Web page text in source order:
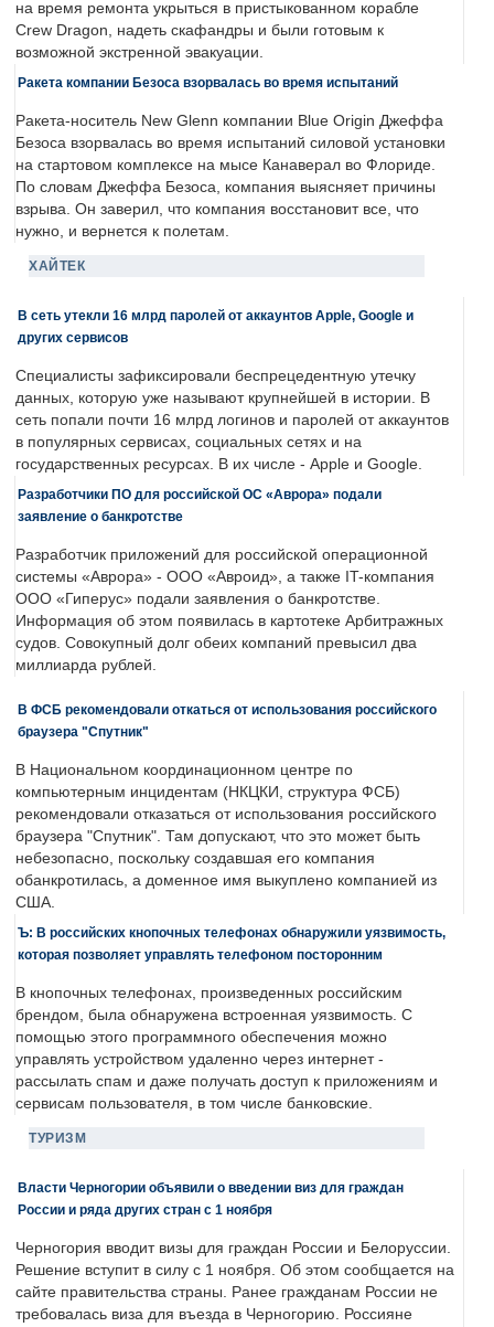
на время ремонта укрыться в пристыкованном корабле
Crew Dragon, надеть скафандры и были готовым к
возможной экстренной эвакуации.
Ракета компании Безоса взорвалась во время испытаний
Ракета-носитель New Glenn компании Blue Origin Джеффа
Безоса взорвалась во время испытаний силовой установки
на стартовом комплексе на мысе Канаверал во Флориде.
По словам Джеффа Безоса, компания выясняет причины
взрыва. Он заверил, что компания восстановит все, что
нужно, и вернется к полетам.
ХАЙТЕК
В сеть утекли 16 млрд паролей от аккаунтов Apple, Google и
других сервисов
Специалисты зафиксировали беспрецедентную утечку
данных, которую уже называют крупнейшей в истории. В
сеть попали почти 16 млрд логинов и паролей от аккаунтов
в популярных сервисах, социальных сетях и на
государственных ресурсах. В их числе - Apple и Google.
Разработчики ПО для российской ОС «Аврора» подали
заявление о банкротстве
Разработчик приложений для российской операционной
системы «Аврора» - ООО «Авроид», а также IT-компания
ООО «Гиперус» подали заявления о банкротстве.
Информация об этом появилась в картотеке Арбитражных
судов. Совокупный долг обеих компаний превысил два
миллиарда рублей.
В ФСБ рекомендовали откаться от использования российского
браузера "Спутник"
В Национальном координационном центре по
компьютерным инцидентам (НКЦКИ, структура ФСБ)
рекомендовали отказаться от использования российского
браузера "Спутник". Там допускают, что это может быть
небезопасно, поскольку создавшая его компания
обанкротилась, а доменное имя выкуплено компанией из
США.
Ъ: В российских кнопочных телефонах обнаружили уязвимость,
которая позволяет управлять телефоном посторонним
В кнопочных телефонах, произведенных российским
брендом, была обнаружена встроенная уязвимость. С
помощью этого программного обеспечения можно
управлять устройством удаленно через интернет -
рассылать спам и даже получать доступ к приложениям и
сервисам пользователя, в том числе банковские.
ТУРИЗМ
Власти Черногории объявили о введении виз для граждан
России и ряда других стран с 1 ноября
Черногория вводит визы для граждан России и Белоруссии.
Решение вступит в силу с 1 ноября. Об этом сообщается на
сайте правительства страны. Ранее гражданам России не
требовалась виза для въезда в Черногорию. Россияне